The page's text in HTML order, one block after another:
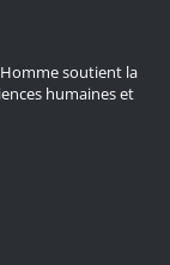
soutient la
humaines et